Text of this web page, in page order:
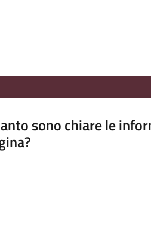
sono chiare le